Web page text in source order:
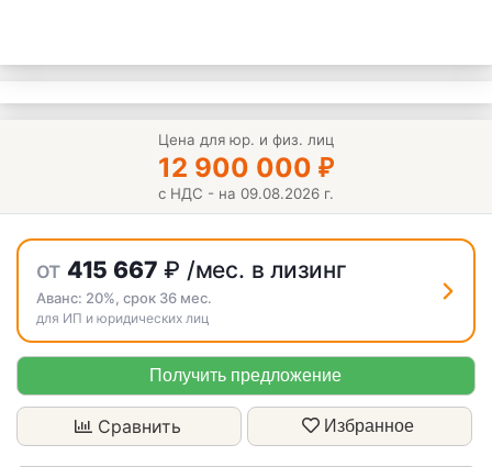
Цена для юр. и физ. лиц
12 900 000 ₽
с НДС - на 09.08.2026 г.
от 415 667 ₽ /мес. в лизинг
Аванс: 20% , срок 36мес.
для ИП и юридических лиц
Получить предложение
Сравнить Избранное